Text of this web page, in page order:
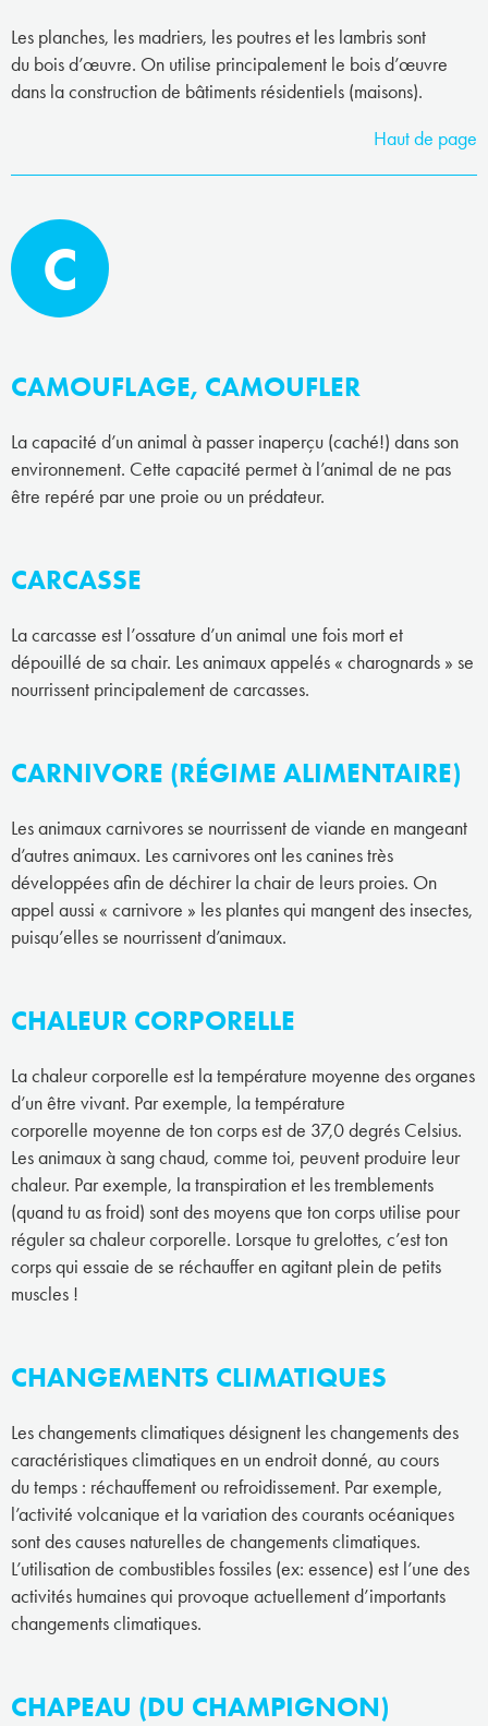
Les planches, les madriers, les poutres et les lambris sont
du bois d’œuvre. On utilise principalement le bois d’œuvre
dans la construction de bâtiments résidentiels (maisons).
Haut de page
C
CAMOUFLAGE, CAMOUFLER
La capacité d’un animal à passer inaperçu (caché!) dans son
environnement. Cette capacité permet à l’animal de ne pas
être repéré par une proie ou un prédateur.
CARCASSE
La carcasse est l’ossature d’un animal une fois mort et
dépouillé de sa chair. Les animaux appelés « charognards » se
nourrissent principalement de carcasses.
CARNIVORE (RÉGIME ALIMENTAIRE)
Les animaux carnivores se nourrissent de viande en mangeant
d’autres animaux. Les carnivores ont les canines très
développées afin de déchirer la chair de leurs proies. On
appel aussi « carnivore » les plantes qui mangent des insectes,
puisqu’elles se nourrissent d’animaux.
CHALEUR CORPORELLE
La chaleur corporelle est la température moyenne des organes
d’un être vivant. Par exemple, la température
corporelle moyenne de ton corps est de 37,0 degrés Celsius.
Les animaux à sang chaud, comme toi, peuvent produire leur
chaleur. Par exemple, la transpiration et les tremblements
(quand tu as froid) sont des moyens que ton corps utilise pour
réguler sa chaleur corporelle. Lorsque tu grelottes, c’est ton
corps qui essaie de se réchauffer en agitant plein de petits
muscles !
CHANGEMENTS CLIMATIQUES
Les changements climatiques désignent les changements des
caractéristiques climatiques en un endroit donné, au cours
du temps : réchauffement ou refroidissement. Par exemple,
l’activité volcanique et la variation des courants océaniques
sont des causes naturelles de changements climatiques.
L’utilisation de combustibles fossiles (ex: essence) est l’une des
activités humaines qui provoque actuellement d’importants
changements climatiques.
CHAPEAU (DU CHAMPIGNON)